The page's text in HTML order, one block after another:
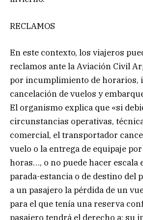
RECLAMOS
En este contexto, los viajeros
reclamos ante la Aviación Civil
por incumplimiento de horarios,
cancelación de vuelos y
El organismo explica que «si
circunstancias operativas,
comercial, el transportador
vuelo o la entrega de equipaje
horas…, o no puede hacer escala
parada-estancia o de destino del
a un pasajero la pérdida de un
para el que tenía una reserva
pasajero tendrá el derecho a: su